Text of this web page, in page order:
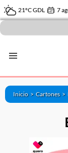
21ºC GDL 7
Inicio > Cartones>